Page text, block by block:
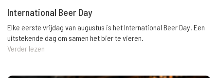
International Beer Day
Elke eerste vrijdag van augustus is het International Beer Day. Een
uitstekende dag om samen het bier te vieren.
Verder lezen